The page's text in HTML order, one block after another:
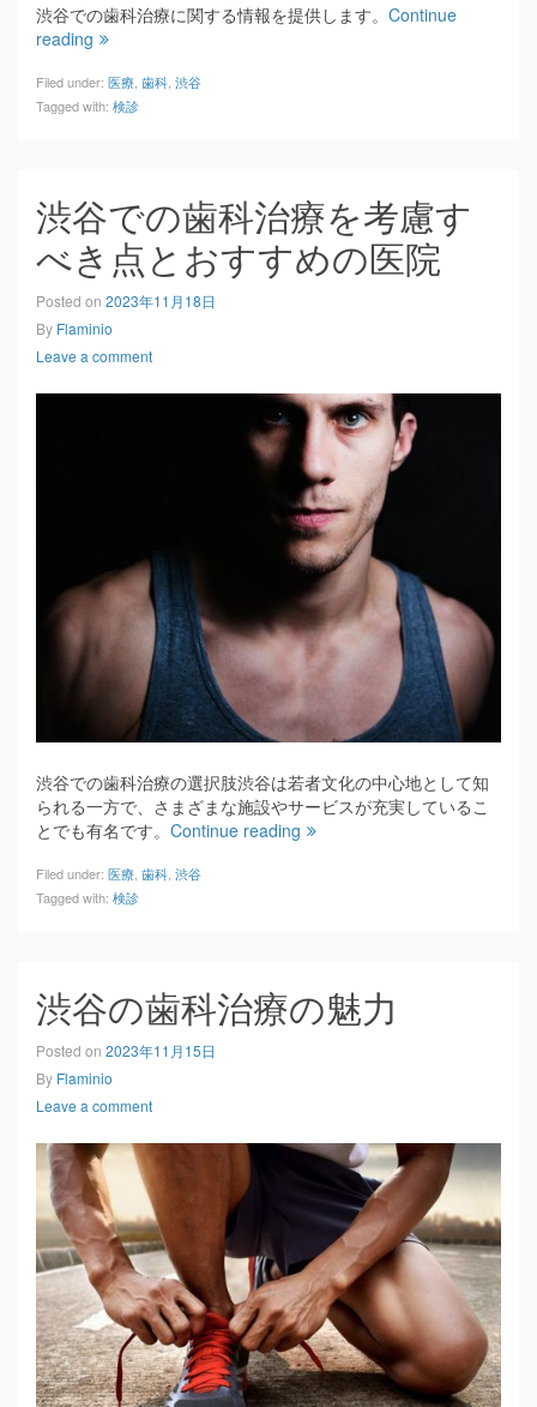
渋谷での歯科治療に関する情報を提供します。 Continue
reading
Filed under: 医療 歯科 渋谷
Tagged with: 検診
渋谷での歯科治療を考慮す
べき点とおすすめの医院
Posted on 2023年11月18日
By Flaminio
Leave a comment
渋谷での歯科治療の選択肢渋谷は若者文化の中心地として知
られる一方で、さまざまな施設やサービスが充実しているこ
とでも有名です。 Continue reading
Filed under: 医療 歯科 渋谷
Tagged with: 検診
渋谷の歯科治療の魅力
Posted on 2023年11月15日
By Flaminio
Leave a comment